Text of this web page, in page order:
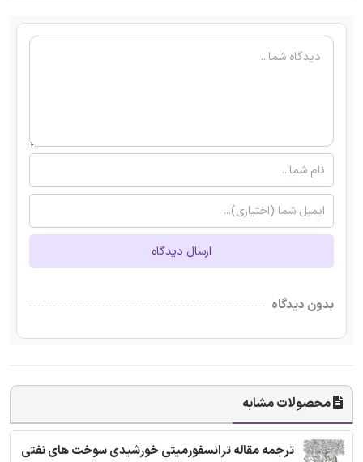
ارسال دیدگاه
بدون دیدگاه
محصولات مشابه
ترجمه مقاله ترانسفورمیتی خورشیدی سوخت های نفتی